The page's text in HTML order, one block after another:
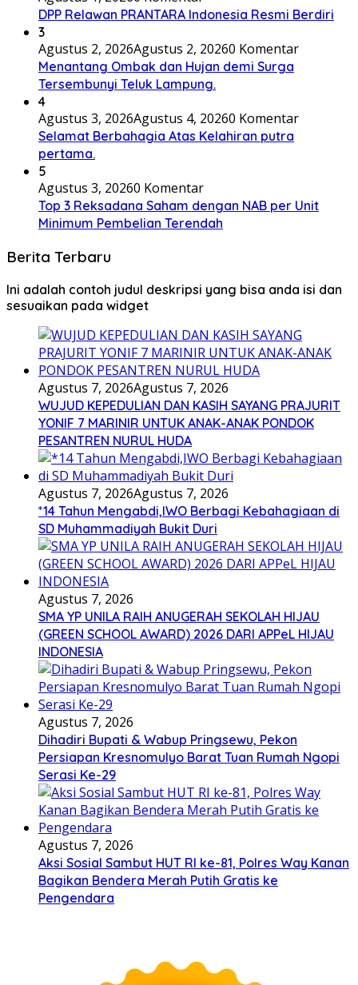
DPP Relawan PRANTARA Indonesia Resmi Berdiri
3
Agustus 2, 2026Agustus 2, 20260 Komentar
Menantang Ombak dan Hujan demi Surga
Tersembunyi Teluk Lampung.
4
Agustus 3, 2026Agustus 4, 20260 Komentar
Selamat Berbahagia Atas Kelahiran putra
pertama.
5
Agustus 3, 20260 Komentar
Top 3 Reksadana Saham dengan NAB per Unit
Minimum Pembelian Terendah
Berita Terbaru
Ini adalah contoh judul deskripsi yang bisa anda isi dan
sesuaikan pada widget
Agustus 7, 2026Agustus 7, 2026
WUJUD KEPEDULIAN DAN KASIH SAYANG PRAJURIT
YONIF 7 MARINIR UNTUK ANAK-ANAK PONDOK
PESANTREN NURUL HUDA
Agustus 7, 2026Agustus 7, 2026
*14 Tahun Mengabdi,IWO Berbagi Kebahagiaan di
SD Muhammadiyah Bukit Duri
Agustus 7, 2026
SMA YP UNILA RAIH ANUGERAH SEKOLAH HIJAU
(GREEN SCHOOL AWARD) 2026 DARI APPeL HIJAU
INDONESIA
Agustus 7, 2026
Dihadiri Bupati & Wabup Pringsewu, Pekon
Persiapan Kresnomulyo Barat Tuan Rumah Ngopi
Serasi Ke-29
Agustus 7, 2026
Aksi Sosial Sambut HUT RI ke-81, Polres Way Kanan
Bagikan Bendera Merah Putih Gratis ke
Pengendara